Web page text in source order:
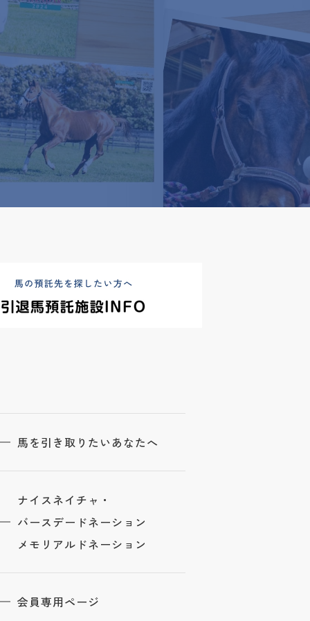
馬を引き取りたいあなたへ
ナイスネイチャ・
バースデードネーション
メモリアルドネーション
会員専用ページ